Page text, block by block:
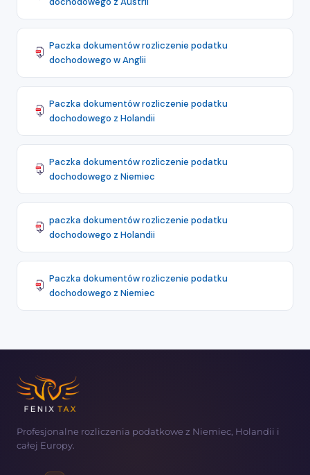
Paczka dokumentów rozliczenie podatku
dochodowego w Anglii
Paczka dokumentów rozliczenie podatku
dochodowego z Holandii
Paczka dokumentów rozliczenie podatku
dochodowego z Niemiec
paczka dokumentów rozliczenie podatku
dochodowego z Holandii
Paczka dokumentów rozliczenie podatku
dochodowego z Niemiec
Profesjonalne rozliczenia podatkowe z Niemiec, Holandii i
całej Europy.